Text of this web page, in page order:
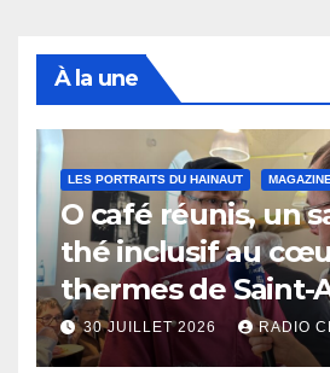
À la une
LES PORTRAITS DU HAINAUT
O café réunis, un
thé inclusif au
thermes de Saint-
Eaux
30 JUILLET 2026 RADIO